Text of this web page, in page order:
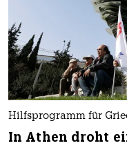
Hilfsprogramm für
In Athen droht